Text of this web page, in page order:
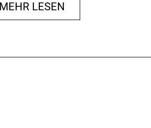
MEHR LESEN